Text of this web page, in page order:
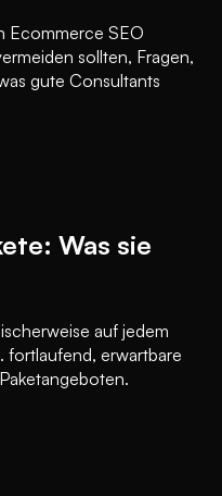
Ecommerce SEO
sollten, Fragen,
gute Consultants
Was sie
auf jedem
fortlaufend, erwartbare